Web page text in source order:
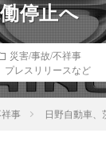
停止へ
災害/事故/不祥事
プレスリリースなど
事 日野自動車